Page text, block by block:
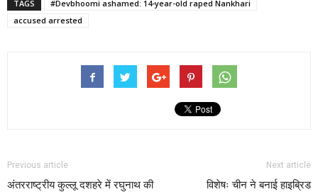
TAGS
#Devbhoomi ashamed: 14-year-old raped Nankhari
accused arrested
Previous article
अंतरराष्ट्रीय कुल्लू दशहरे में रघुनाथ की
Next article
विशेषः चीन ने बनाई हाइब्रिड